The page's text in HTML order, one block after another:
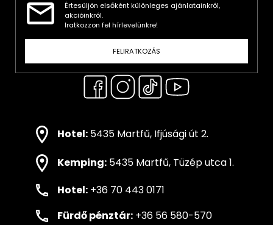
Értesüljön elsőként különleges ajánlatainkról,
akcióinkról.
Iratkozzon fel hírlevelünkre!
FELIRATKOZÁS
Hotel: 5435 Martfű, Ifjúsági út 2.
Kemping: 5435 Martfű, Tüzép utca 1.
Hotel: +36 70 443 0171
Fürdő pénztár: +36 56 580-570